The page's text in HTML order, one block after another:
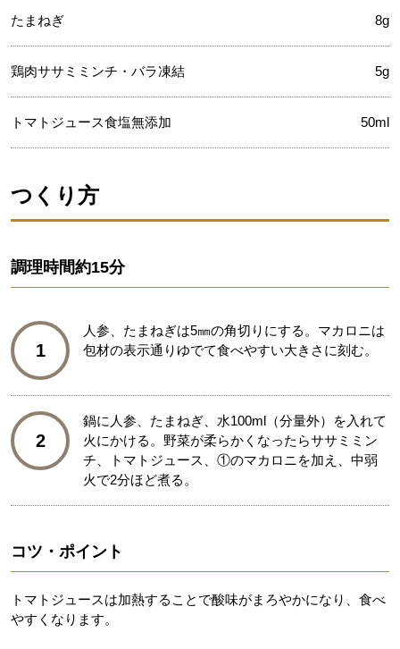
たまねぎ 8g
鶏肉ササミミンチ・バラ凍結 5g
トマトジュース食塩無添加 50ml
つくり方
調理時間約15分
1
人参、たまねぎは5㎜の角切りにする。マカロニは
包材の表示通りゆでて食べやすい大きさに刻む。
2
鍋に人参、たまねぎ、水100ml（分量外）を入れて
火にかける。野菜が柔らかくなったらササミミン
チ、トマトジュース、①のマカロニを加え、中弱
火で2分ほど煮る。
コツ・ポイント
トマトジュースは加熱することで酸味がまろやかになり、食べ
やすくなります。